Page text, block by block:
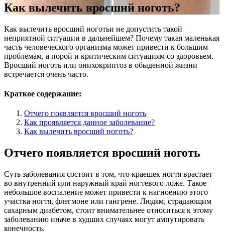
Как вылечить вросший ноготь?
Как вылечить вросший ноготьи не допустить такой
неприятной ситуации в дальнейшем? Почему такая маленькая
часть человеческого организма может привести к большим
проблемам, а порой и критическим ситуациям со здоровьем.
Вросший ноготь или онихокриптоз в обыденной жизни
встречается очень часто.
Краткое содержание:
Отчего появляется вросший ноготь
Как проявляется данное заболевание?
Как вылечить вросший ноготь?
Отчего появляется вросший ноготь
Суть заболевания состоит в том, что краешек ногтя врастает
во внутренний или наружный край ногтевого ложе. Такое
небольшое воспаление может привести к нагноению этого
участка ногтя, флегмоне или гангрене. Людям, страдающим
сахарным диабетом, стоит внимательнее относиться к этому
заболеванию иначе в худших случаях могут ампутировать
конечность.